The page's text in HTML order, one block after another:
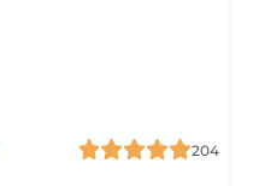
204